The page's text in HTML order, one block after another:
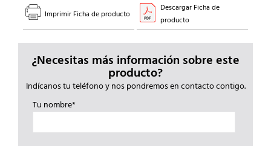
cantidad
Imprimir Ficha de producto
Descargar Ficha de
producto
¿Necesitas más información sobre este
producto?
Indícanos tu teléfono y nos pondremos en contacto contigo.
Tu nombre*